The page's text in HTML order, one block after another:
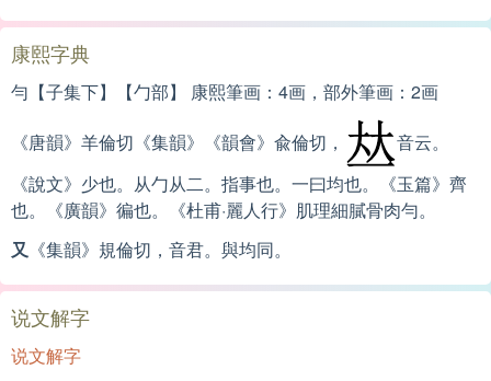
康熙字典
勻【子集下】【勹部】 康熙筆画：4画，部外筆画：2画
《唐韻》羊倫切《集韻》《韻會》兪倫切，
音云。
《說文》少也。从勹从二。指事也。一曰均也。《玉篇》齊
也。《廣韻》徧也。《杜甫·麗人行》肌理細膩骨肉勻。
又 《集韻》規倫切，音君。與均同。
说文解字
说文解字